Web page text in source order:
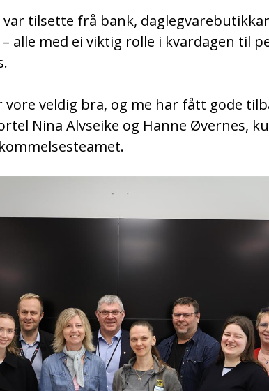
tilsette frå bank,
alle med ei viktig rolle i kvardagen til
vore veldig bra, og me har fått gode
Nina Alvseike og Hanne Øvernes,